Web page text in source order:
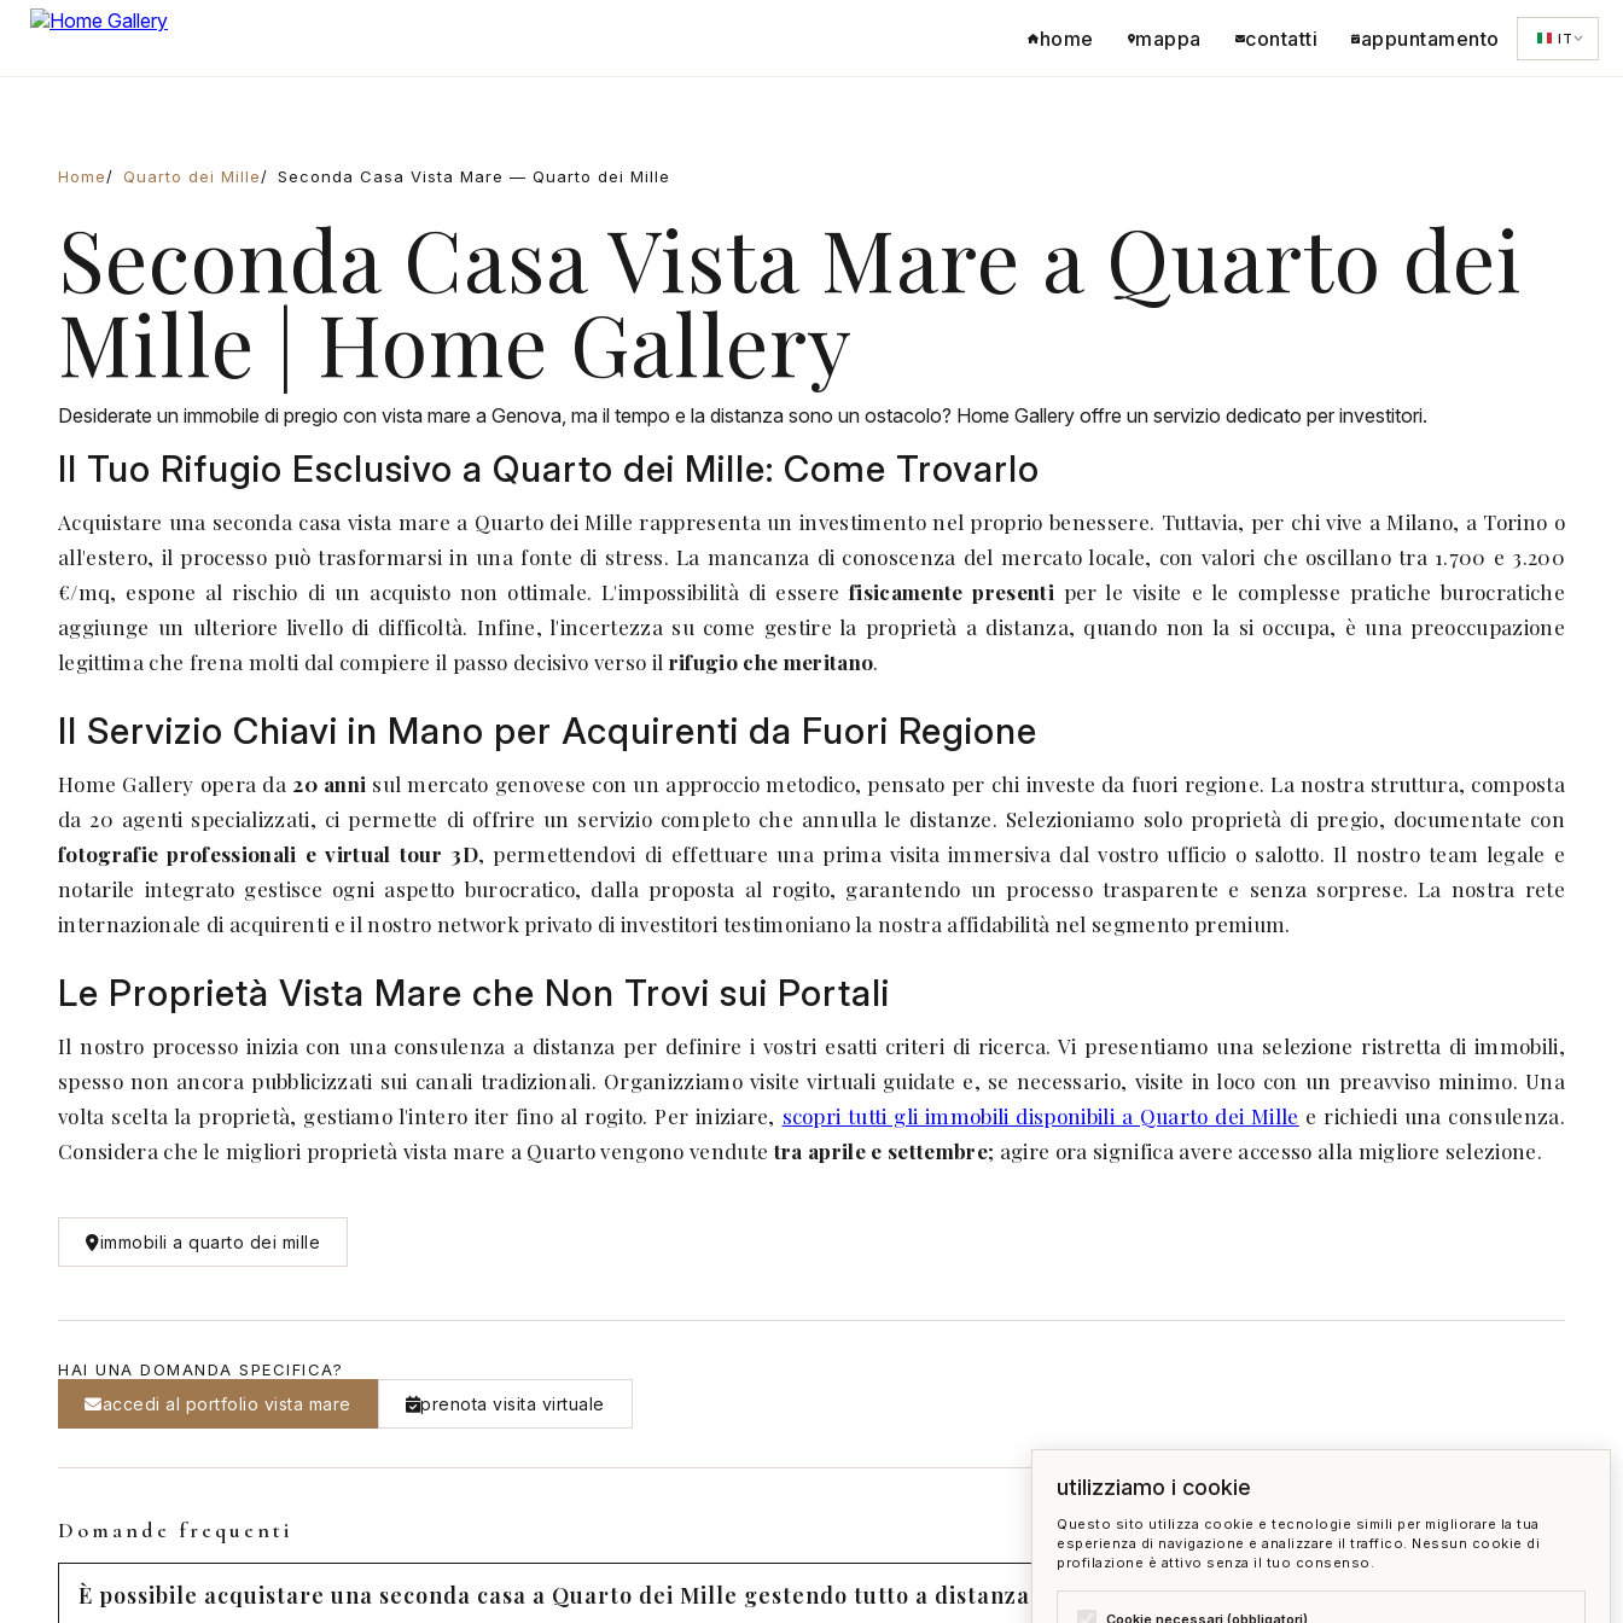
home mappa contatti appuntamento IT
Home Quarto dei Mille Seconda Casa Vista Mare — Quarto dei Mille
Seconda Casa Vista Mare a Quarto dei
Mille | Home Gallery
Desiderate un immobile di pregio con vista mare a Genova, ma il tempo e la distanza sono un ostacolo? Home Gallery offre un servizio dedicato per investitori.
Il Tuo Rifugio Esclusivo a Quarto dei Mille: Come Trovarlo
Acquistare una seconda casa vista mare a Quarto dei Mille rappresenta un investimento nel proprio benessere. Tuttavia, per chi vive a Milano, a Torino o
all'estero, il processo può trasformarsi in una fonte di stress. La mancanza di conoscenza del mercato locale, con valori che oscillano tra 1.700 e 3.200
€/mq, espone al rischio di un acquisto non ottimale. L'impossibilità di essere fisicamente presenti per le visite e le complesse pratiche burocratiche
aggiunge un ulteriore livello di difficoltà. Infine, l'incertezza su come gestire la proprietà a distanza, quando non la si occupa, è una preoccupazione
legittima che frena molti dal compiere il passo decisivo verso il rifugio che meritano.
Il Servizio Chiavi in Mano per Acquirenti da Fuori Regione
Home Gallery opera da 20 anni sul mercato genovese con un approccio metodico, pensato per chi investe da fuori regione. La nostra struttura, composta
da 20 agenti specializzati, ci permette di offrire un servizio completo che annulla le distanze. Selezioniamo solo proprietà di pregio, documentate con
fotografie professionali e virtual tour 3D, permettendovi di effettuare una prima visita immersiva dal vostro ufficio o salotto. Il nostro team legale e
notarile integrato gestisce ogni aspetto burocratico, dalla proposta al rogito, garantendo un processo trasparente e senza sorprese. La nostra rete
internazionale di acquirenti e il nostro network privato di investitori testimoniano la nostra affidabilità nel segmento premium.
Le Proprietà Vista Mare che Non Trovi sui Portali
Il nostro processo inizia con una consulenza a distanza per definire i vostri esatti criteri di ricerca. Vi presentiamo una selezione ristretta di immobili,
spesso non ancora pubblicizzati sui canali tradizionali. Organizziamo visite virtuali guidate e, se necessario, visite in loco con un preavviso minimo. Una
volta scelta la proprietà, gestiamo l'intero iter fino al rogito. Per iniziare, scopri tutti gli immobili disponibili a Quarto dei Mille e richiedi una consulenza.
Considera che le migliori proprietà vista mare a Quarto vengono vendutetra aprile e settembre; agire ora significa avere accesso alla migliore selezione.
immobili a quarto dei mille
HAI UNA DOMANDA SPECIFICA?
accedi al portfolio vista mare prenota visita virtuale
Domande frequenti
È possibile acquistare una seconda casa a Quarto dei Mille gestendo tutto a distanza?
utilizziamo i cookie
Questo sito utilizza cookie e tecnologie simili per migliorare la tua
esperienza di navigazione e analizzare il traffico. Nessun cookie di
profilazione è attivo senza il tuo consenso.
Cookie necessari (obbligatori)